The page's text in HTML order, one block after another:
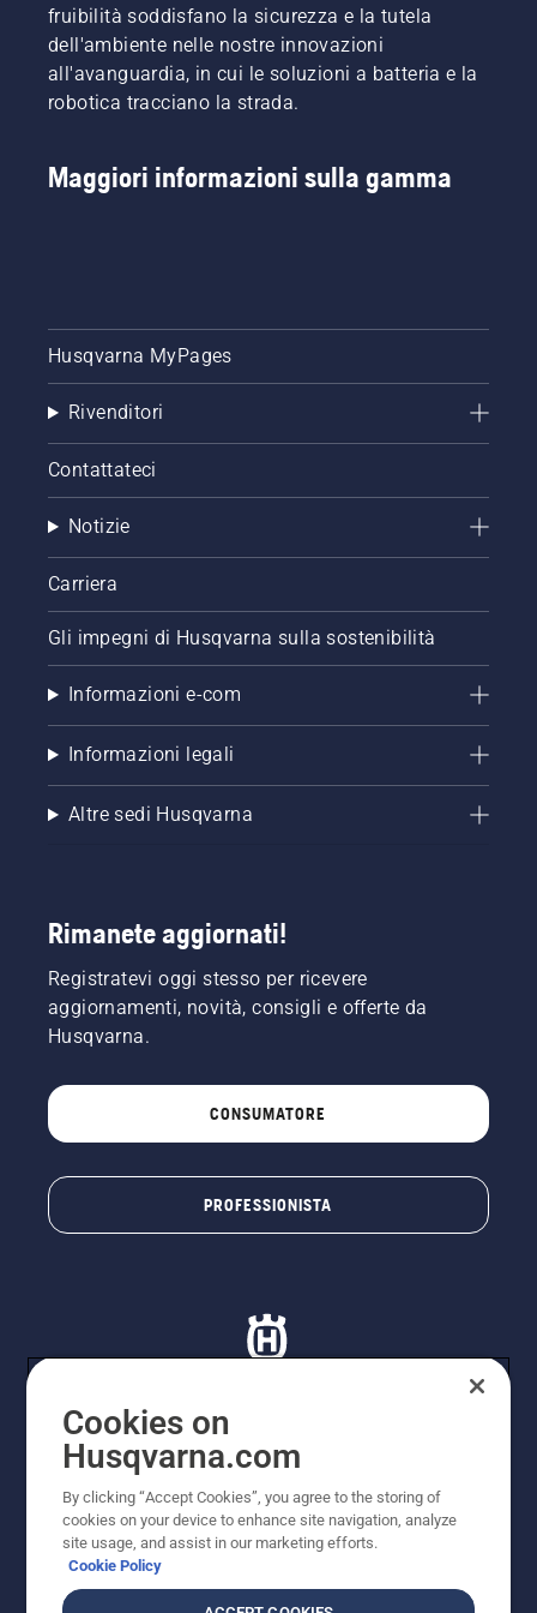
spessa
in modo
più
rapido
Guardare
questo
una
lama per
erba.
fruibilità soddisfano la sicurezza e la tutela
dell'ambiente nelle nostre innovazioni
all'avanguardia, in cui le soluzioni a batteria e la
robotica tracciano la strada.
Maggiori informazioni sulla gamma
Husqvarna MyPages
Rivenditori
Contattateci
Notizie
Carriera
Gli impegni di Husqvarna sulla sostenibilità
Informazioni e-com
Informazioni legali
Altre sedi Husqvarna
Rimanete aggiornati!
Registratevi oggi stesso per ricevere
aggiornamenti, novità, consigli e offerte da
Husqvarna.
CONSUMATORE
PROFESSIONISTA
© Husqvarna AB (publ). Tutti i diritti riservati. I prezzi
Husqvarna Schweiz AG per i rivenditori specializzati
aderenti all’iniziativa, prezzi in CHF comprensivi di IVA
all’ 8,1% e TRA. Con riserva di modifica. Tutti i prezzi
indicati sono prezzi al dettaglio consigliati (IVA inclusa),
a meno che il prodotto non sia disponibile per l'acquisto
Cookies on
Husqvarna.com
By clicking “Accept Cookies”, you agree to the storing of
cookies on your device to enhance site navigation, analyze
site usage, and assist in our marketing efforts.
Cookie Policy